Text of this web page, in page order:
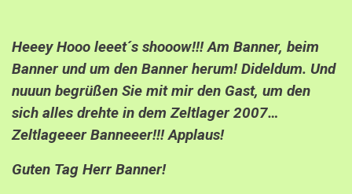
Heeey Hooo leeet´s shooow!!! Am Banner, beim
Banner und um den Banner herum! Dideldum. Und
nuuun begrüßen Sie mit mir den Gast, um den
sich alles drehte in dem Zeltlager 2007…
Zeltlageeer Banneeer!!! Applaus!
Guten Tag Herr Banner!